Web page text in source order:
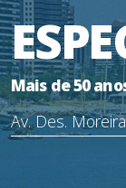
Mais de 50
Av. Des.